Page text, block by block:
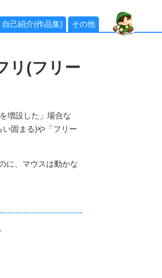
自己紹介(作品集) その他
リ(フリー
増設した」場合な
固まる)や「フリー
に、マウスは動かな